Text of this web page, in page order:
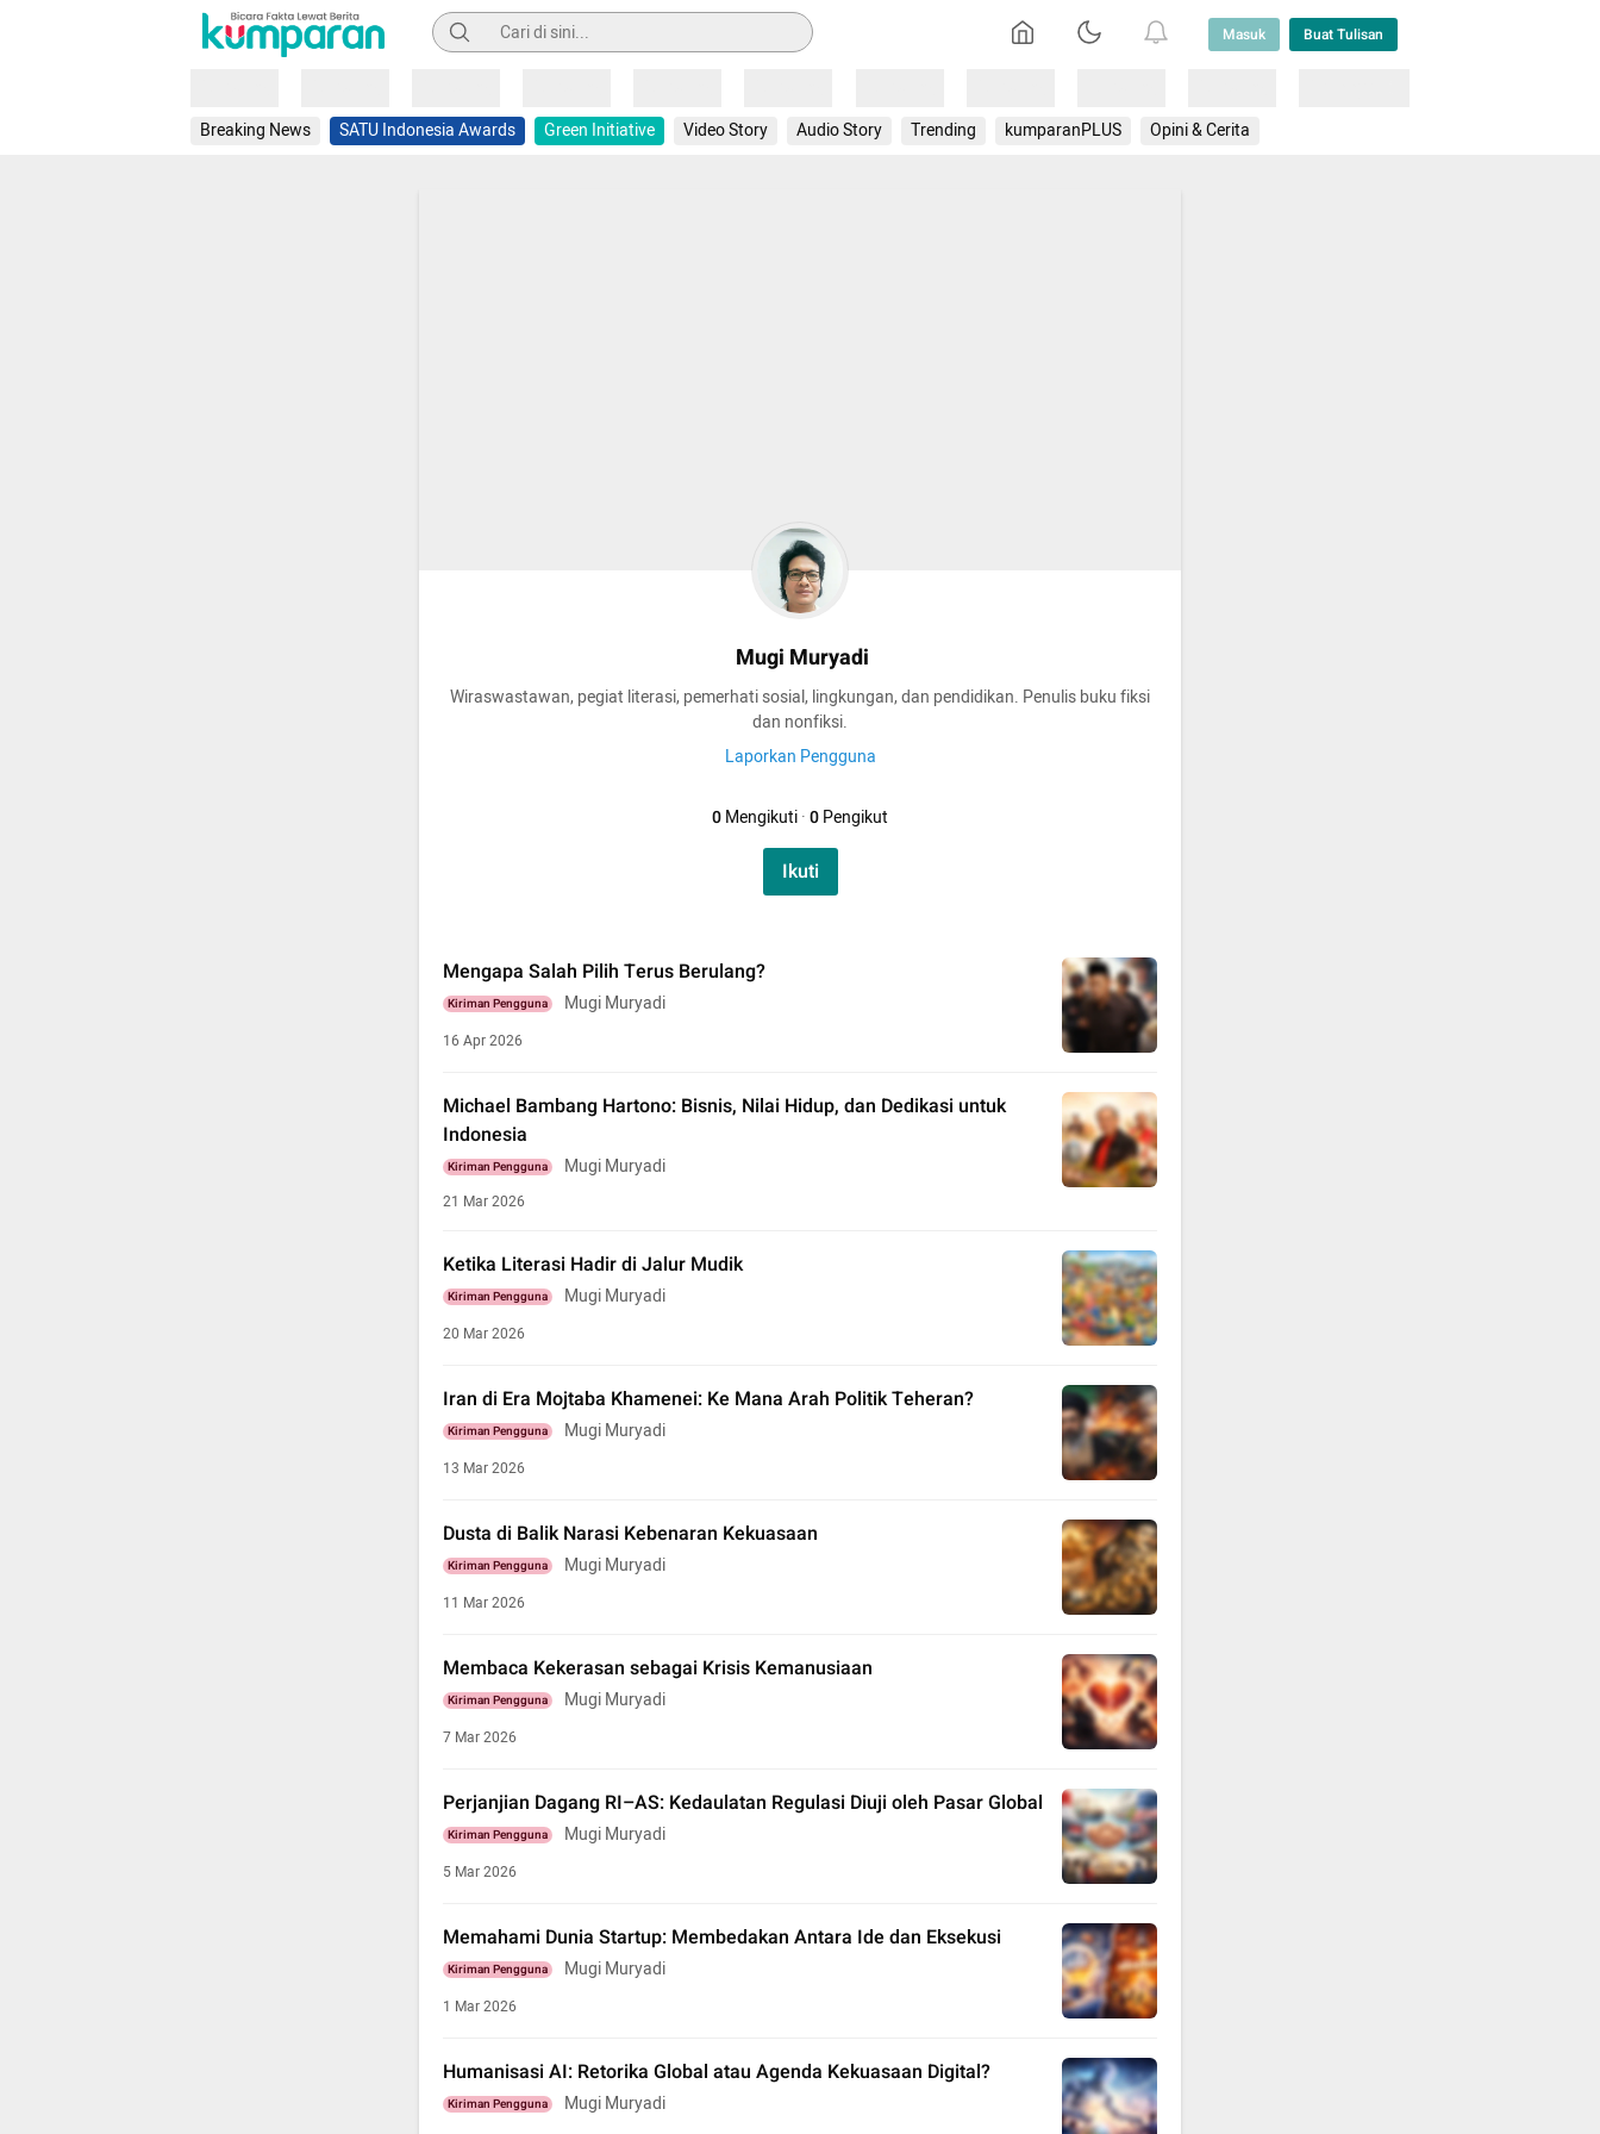
Pencarian Masuk Buat Tulisan
Breaking News SATU Indonesia Awards Green Initiative Video Story Audio Story Trending kumparanPLUS Opini & Cerita
Mugi Muryadi
Wiraswastawan, pegiat literasi, pemerhati sosial, lingkungan, dan pendidikan. Penulis buku fiksi
dan nonfiksi.
Laporkan Pengguna
0Mengikuti·0Pengikut
Ikuti
Mengapa Salah Pilih Terus Berulang?
Kiriman Pengguna Mugi Muryadi
16 Apr 2026
Michael Bambang Hartono: Bisnis, Nilai Hidup, dan Dedikasi untuk
Indonesia
Kiriman Pengguna Mugi Muryadi
21 Mar 2026
Ketika Literasi Hadir di Jalur Mudik
Kiriman Pengguna Mugi Muryadi
20 Mar 2026
Iran di Era Mojtaba Khamenei: Ke Mana Arah Politik Teheran?
Kiriman Pengguna Mugi Muryadi
13 Mar 2026
Dusta di Balik Narasi Kebenaran Kekuasaan
Kiriman Pengguna Mugi Muryadi
11 Mar 2026
Membaca Kekerasan sebagai Krisis Kemanusiaan
Kiriman Pengguna Mugi Muryadi
7 Mar 2026
Perjanjian Dagang RI–AS: Kedaulatan Regulasi Diuji oleh Pasar Global
Kiriman Pengguna Mugi Muryadi
5 Mar 2026
Memahami Dunia Startup: Membedakan Antara Ide dan Eksekusi
Kiriman Pengguna Mugi Muryadi
1 Mar 2026
Humanisasi AI: Retorika Global atau Agenda Kekuasaan Digital?
Kiriman Pengguna Mugi Muryadi